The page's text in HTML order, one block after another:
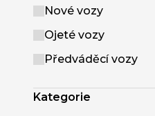
Nové vozy
Ojeté vozy
Předváděcí vozy
Kategorie